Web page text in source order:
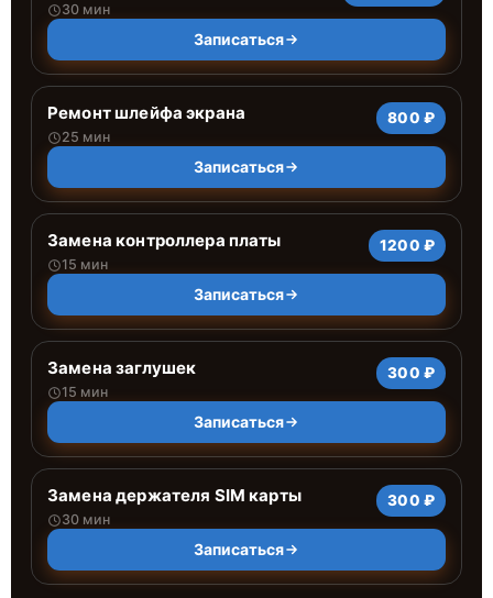
30 мин
Записаться
Ремонт шлейфа экрана
25 мин
800 ₽
Записаться
Замена контроллера платы
15 мин
1200 ₽
Записаться
Замена заглушек
15 мин
300 ₽
Записаться
Замена держателя SIM карты
30 мин
300 ₽
Записаться